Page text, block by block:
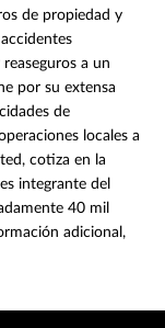
de propiedad y
a un
por su extensa
de
locales a
cotiza en la
integrante del
40 mil
adicional,